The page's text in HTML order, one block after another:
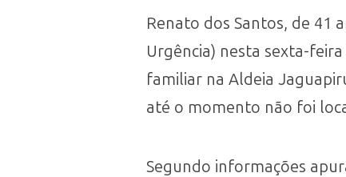
Renato dos Santos, de 41
Urgência) nesta sexta-
familiar na Aldeia
até o momento não foi
Segundo informações